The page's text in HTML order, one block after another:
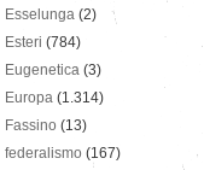
Esselunga (2)
Esteri (784)
Eugenetica (3)
Europa (1.314)
Fassino (13)
federalismo (167)